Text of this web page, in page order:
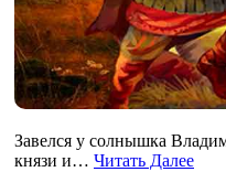
Завелся у солнышка
князи и… Читать Далее